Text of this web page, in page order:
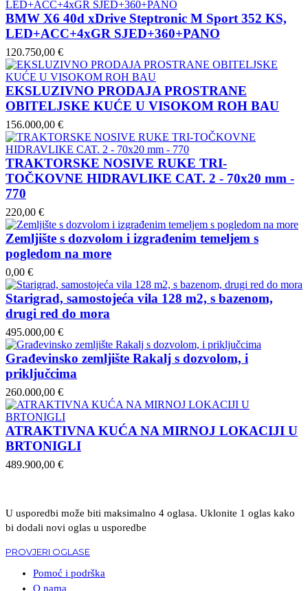
BMW X6 40d xDrive Steptronic M Sport 352 KS,
LED+ACC+4xGR SJED+360+PANO
120.750,00 €
EKSLUZIVNO PRODAJA PROSTRANE
OBITELJSKE KUĆE U VISOKOM ROH BAU
156.000,00 €
TRAKTORSKE NOSIVE RUKE TRI-
TOČKOVNE HIDRAVLIKE CAT. 2 - 70x20 mm -
770
220,00 €
Zemljište s dozvolom i izgrađenim temeljem s
pogledom na more
0,00 €
Starigrad, samostojeća vila 128 m2, s bazenom,
drugi red do mora
495.000,00 €
Građevinsko zemljište Rakalj s dozvolom, i
priključcima
260.000,00 €
ATRAKTIVNA KUĆA NA MIRNOJ LOKACIJI U
BRTONIGLI
489.900,00 €
U usporedbi može biti maksimalno 4 oglasa. Uklonite 1 oglas kako
bi dodali novi oglas u usporedbe
PROVJERI OGLASE
Pomoć i podrška
O nama